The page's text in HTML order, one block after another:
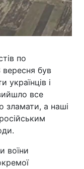
по
був
і
все
зламати, а наші
воїни